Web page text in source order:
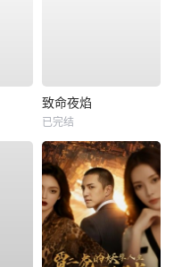
致命夜焰
已完结